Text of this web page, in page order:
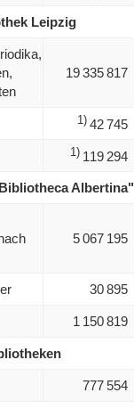
Leipzig
19 335 817
1) 42 745
1) 119 294
Albertina"
5 067 195
30 895
1 150 819
777 554